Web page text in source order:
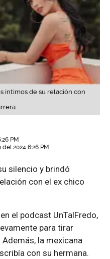
íntimos de su relación con
PM
2024 6:26 PM
silencio y brindó
con el ex chico
el podcast UnTalFredo,
para tirar
Además, la mexicana
con su hermana.